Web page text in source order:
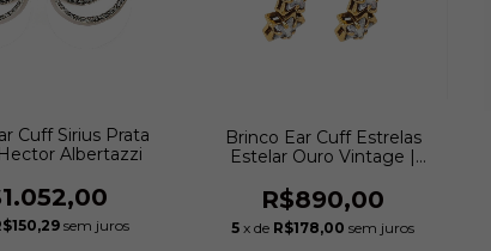
Cuff Sirius Prata
Albertazzi
sem juros
Brinco Ear Cuff Estrelas
Estelar Ouro Vintage |
R$890,00
5 x de R$178,00 sem juros